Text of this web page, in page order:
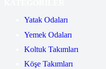
Yatak Odaları
Yemek Odaları
Koltuk Takımları
Köşe Takımları